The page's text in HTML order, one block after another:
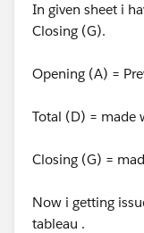
In given sheet i
Closing (G).
Opening (A) =
Total (D) = made
Closing (G) =
Now i getting
tableau .